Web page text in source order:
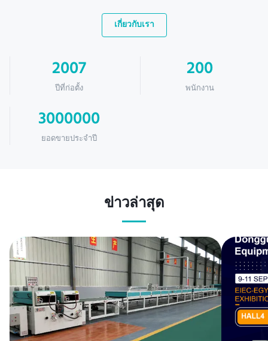
เกี่ยวกับเรา
2007
ปีที่ก่อตั้ง
200
พนักงาน
3000000
ยอดขายประจำปี
ข่าวล่าสุด